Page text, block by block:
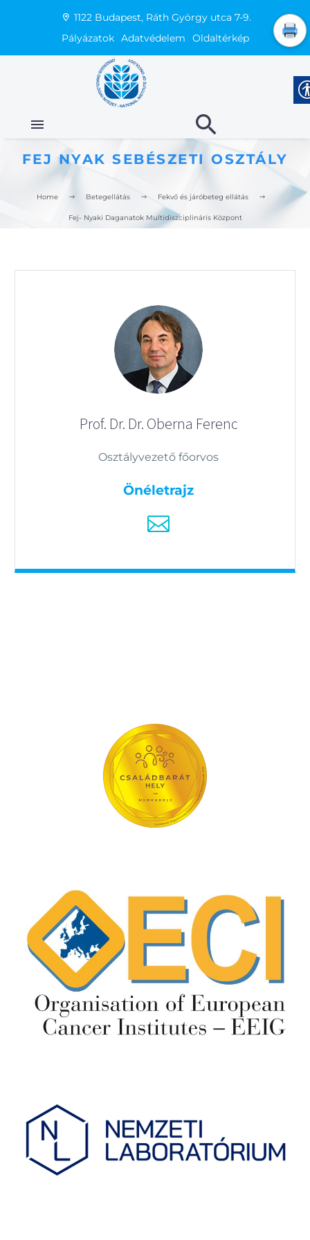
1122 Budapest, Ráth György utca 7-9.
Pályázatok Adatvédelem Oldaltérkép
FEJ NYAK SEBÉSZETI OSZTÁLY
Home Betegellátás Fekvő és járóbeteg ellátás
Fej- Nyaki Daganatok Multidiszciplináris Központ
Prof. Dr. Dr. Oberna Ferenc
Osztályvezető főorvos
Önéletrajz